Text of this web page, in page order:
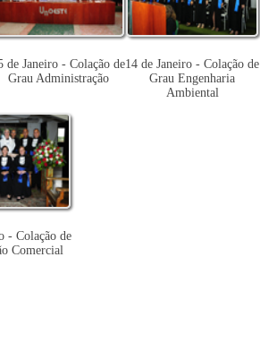
de Janeiro - Colação de
Grau Administração
14 de Janeiro - Colação de
Grau Engenharia
Ambiental
- Colação de
Comercial